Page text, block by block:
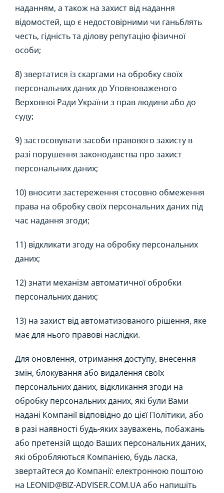
наданням, а також на захист від надання
відомостей, що є недостовірними чи ганьблять
честь, гідність та ділову репутацію фізичної
особи;
8) звертатися із скаргами на обробку своїх
персональних даних до Уповноваженого
Верховної Ради України з прав людини або до
суду;
9) застосовувати засоби правового захисту в
разі порушення законодавства про захист
персональних даних;
10) вносити застереження стосовно обмеження
права на обробку своїх персональних даних під
час надання згоди;
11) відкликати згоду на обробку персональних
даних;
12) знати механізм автоматичної обробки
персональних даних;
13) на захист від автоматизованого рішення, яке
має для нього правові наслідки.
Для оновлення, отримання доступу, внесення
змін, блокування або видалення своїх
персональних даних, відкликання згоди на
обробку персональних даних, які були Вами
надані Компанії відповідно до цієї Політики, або
в разі наявності будь-яких зауважень, побажань
або претензій щодо Ваших персональних даних,
які обробляються Компанією, будь ласка,
звертайтеся до Компанії: електронною поштою
на LEONID@BIZ-ADVISER.COM.UA або напишіть